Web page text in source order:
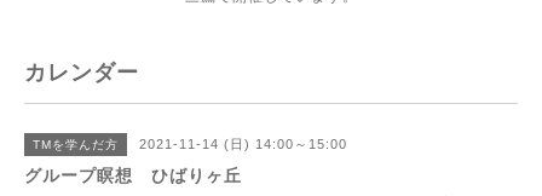
カレンダー
TMを学んだ方 2021-11-14 (日) 14:00～15:00
グループ瞑想 ひばりヶ丘